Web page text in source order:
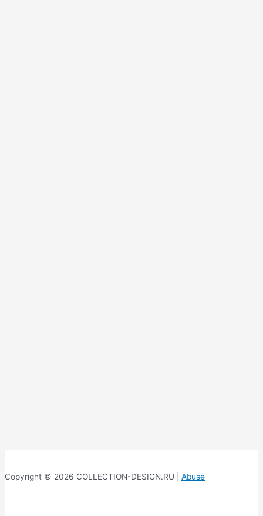
Copyright © 2026 COLLECTION-DESIGN.RU | Abuse